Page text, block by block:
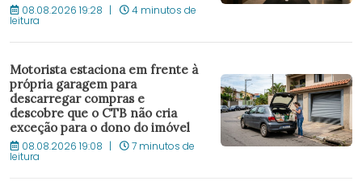
08.08.2026 19:28 4 minutos de
leitura
Motorista estaciona em frente à
própria garagem para
descarregar compras e
descobre que o CTB não cria
exceção para o dono do imóvel
08.08.2026 19:08 7 minutos de
leitura